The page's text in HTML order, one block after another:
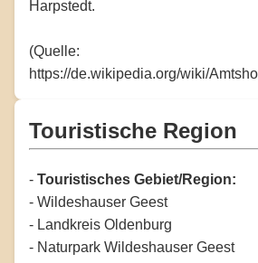
Harpstedt.
(Quelle:
https://de.wikipedia.org/wiki/
Touristische Region
- Touristisches Gebiet/Region:
- Wildeshauser Geest
- Landkreis Oldenburg
- Naturpark Wildeshauser Geest